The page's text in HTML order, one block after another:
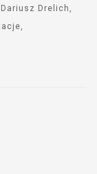
Dariusz Drelich